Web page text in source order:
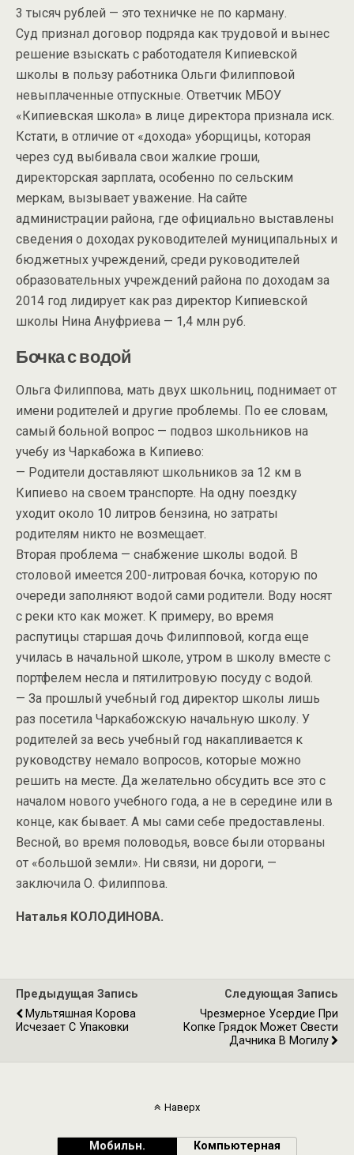
3 тысяч рублей — это техничке не по карману.
Суд признал договор подряда как трудовой и вынес
решение взыскать с работодателя Кипиевской
школы в пользу работника Ольги Филипповой
невыплаченные отпускные. Ответчик МБОУ
«Кипиевская школа» в лице директора признала иск.
Кстати, в отличие от «дохода» уборщицы, которая
через суд выбивала свои жалкие гроши,
директорская зарплата, особенно по сельским
меркам, вызывает уважение. На сайте
администрации района, где официально выставлены
сведения о доходах руководителей муниципальных и
бюджетных учреждений, среди руководителей
образовательных учреждений района по доходам за
2014 год лидирует как раз директор Кипиевской
школы Нина Ануфриева — 1,4 млн руб.
Бочка с водой
Ольга Филиппова, мать двух школьниц, поднимает от
имени родителей и другие проблемы. По ее словам,
самый больной вопрос — подвоз школьников на
учебу из Чаркабожа в Кипиево:
— Родители доставляют школьников за 12 км в
Кипиево на своем транспорте. На одну поездку
уходит около 10 литров бензина, но затраты
родителям никто не возмещает.
Вторая проблема — снабжение школы водой. В
столовой имеется 200-литровая бочка, которую по
очереди заполняют водой сами родители. Воду носят
с реки кто как может. К примеру, во время
распутицы старшая дочь Филипповой, когда еще
училась в начальной школе, утром в школу вместе с
портфелем несла и пятилитровую посуду с водой.
— За прошлый учебный год директор школы лишь
раз посетила Чаркабожскую начальную школу. У
родителей за весь учебный год накапливается к
руководству немало вопросов, которые можно
решить на месте. Да желательно обсудить все это с
началом нового учебного года, а не в середине или в
конце, как бывает. А мы сами себе предоставлены.
Весной, во время половодья, вовсе были оторваны
от «большой земли». Ни связи, ни дороги, —
заключила О. Филиппова.
Наталья КОЛОДИНОВА.
Предыдущая Запись
Мультяшная Корова
Исчезает С Упаковки
Следующая Запись
Чрезмерное Усердие При
Копке Грядок Может Свести
Дачника В Могилу
Наверх
Мобильн. Компьютерная